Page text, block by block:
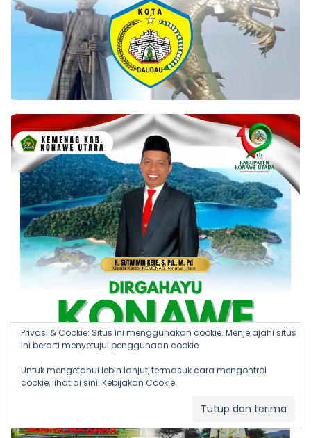
Privasi & Cookie: Situs ini menggunakan cookie. Menjelajahi situs
ini berarti menyetujui penggunaan cookie.
Untuk mengetahui lebih lanjut, termasuk cara mengontrol
cookie, lihat di sini: Kebijakan Cookie